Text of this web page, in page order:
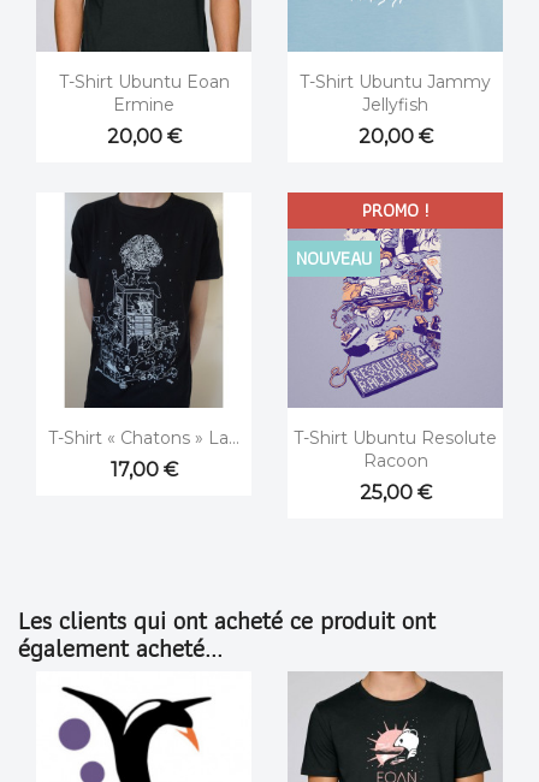
Aperçu rapide
T-Shirt Ubuntu Eoan
Ermine
20,00 €
Aperçu rapide
T-Shirt Ubuntu Jammy
Jellyfish
20,00 €
Aperçu rapide
T-Shirt « Chatons » La...
17,00 €
Aperçu rapide
T-Shirt Ubuntu Resolute
Racoon
25,00 €
PROMO !
NOUVEAU
Les clients qui ont acheté ce produit ont
également acheté...